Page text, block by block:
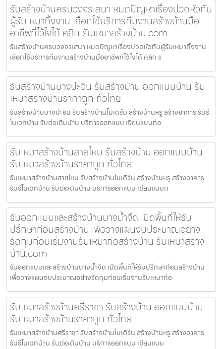
รับสร้างบ้านครบวงจรเสนา หมดปัญหาเรื่องปวดหัวกับ
ผู้รับเหมาทิ้งงาน เลือกใช้บริการทีมงานสร้างบ้านมือ
อาชีพที่ไว้ใจได้ คลิก รับเหมาสร้างบ้าน.com
รับสร้างบ้านครบวงจรเสนา หมดปัญหาเรื่องปวดหัวกับผู้รับเหมาทิ้งงาน
เลือกใช้บริการทีมงานสร้างบ้านมืออาชีพที่ไว้ใจได้ คลิก ร
รับสร้างบ้านบางปะอิน รับสร้างบ้าน ออกแบบบ้าน รับ
เหมาสร้างบ้านราคาถูก ทั่วไทย
รับสร้างบ้านบางปะอิน รับสร้างบ้านโมเดิร์น สร้างบ้านหรู สร้างอาคาร รับรี
โนเวทบ้าน รับต่อเติมบ้าน บริการออกแบบ เขียนแบบก่อ
รับเหมาสร้างบ้านสายไหม รับสร้างบ้าน ออกแบบบ้าน
รับเหมาสร้างบ้านราคาถูก ทั่วไทย
รับเหมาสร้างบ้านสายไหม รับสร้างบ้านโมเดิร์น สร้างบ้านหรู สร้างอาคาร
รับรีโนเวทบ้าน รับต่อเติมบ้าน บริการออกแบบ เขียนแบบก
รับออกแบบและสร้างบ้านบางน้ำจืด เปิดพื้นที่ให้รับ
ปรึกษาก่อนสร้างบ้าน เพื่อวางแผนงบประมาณอย่าง
รัดกุมก่อนเริ่มงานรับเหมาก่อสร้างบ้าน รับเหมาสร้าง
บ้าน.com
รับออกแบบและสร้างบ้านบางน้ำจืด เปิดพื้นที่ให้รับปรึกษาก่อนสร้างบ้าน
เพื่อวางแผนงบประมาณอย่างรัดกุมก่อนเริ่มงานรับเหมาก่อ
รับเหมาสร้างบ้านศรีราชา รับสร้างบ้าน ออกแบบบ้าน
รับเหมาสร้างบ้านราคาถูก ทั่วไทย
รับเหมาสร้างบ้านศรีราชา รับสร้างบ้านโมเดิร์น สร้างบ้านหรู สร้างอาคาร
รับรีโนเวทบ้าน รับต่อเติมบ้าน บริการออกแบบ เขียนแบบ